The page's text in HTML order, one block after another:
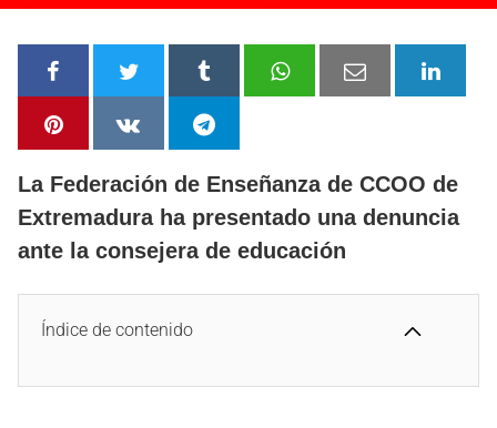
La Federación de Enseñanza de CCOO de
Extremadura ha presentado una denuncia
ante la consejera de educación
Índice de contenido